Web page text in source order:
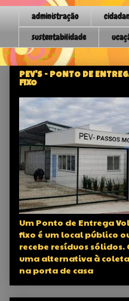
administração
sustentabilidade
PEV'S - PONTO DE
FIXO
Um Ponto de Entrega
fixo é um local público
recebe resíduos sólidos.
uma alternativa à
na porta de casa